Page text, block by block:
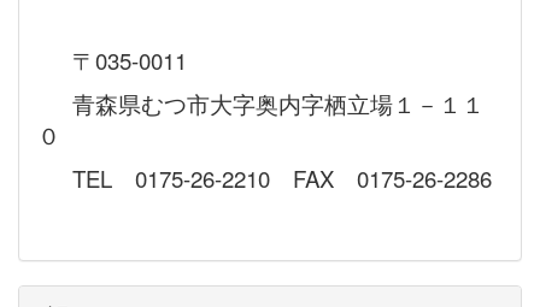
〒035-0011
青森県むつ市大字奥内字栖立場１－１１
０
TEL 0175-26-2210 FAX 0175-26-2286